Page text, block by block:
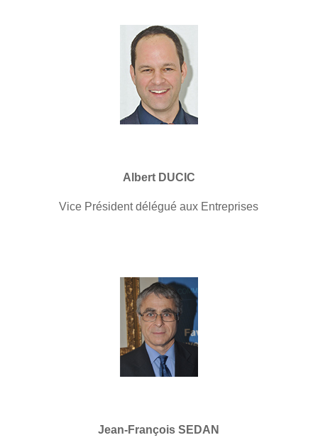
Albert DUCIC
Vice Président délégué aux Entreprises
Jean-François SEDAN